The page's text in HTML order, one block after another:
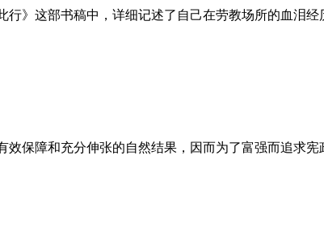
》这部书稿中，详细记述了自己在劳教场所的血泪
保障和充分伸张的自然结果，因而为了富强而追求